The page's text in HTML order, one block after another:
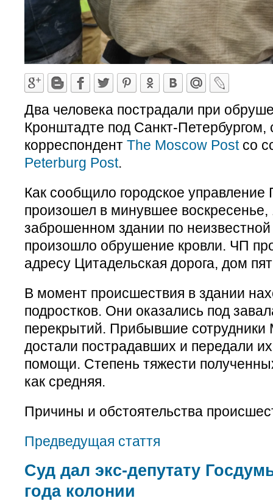
Два человека пострадали при
Кронштадте под Санкт-Петербургом,
корреспондент The Moscow Postсо
Peterburg Post.
Как сообщило городское
произошел в минувшее
заброшенном здании по
произошло обрушение кровли. ЧП
адресу Цитадельская дорога, дом
В момент происшествия в здании
подростков. Они оказались под
перекрытий. Прибывшие
достали пострадавших и передали
помощи. Степень тяжести
как средняя.
Причины и обстоятельства
Предведущая стаття
Суд дал экс-депутату
года колонии